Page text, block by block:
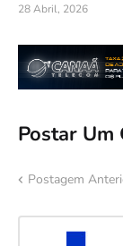
28 Abril, 2026
Postar Um
Postagem